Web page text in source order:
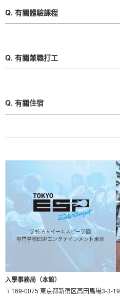
有關體驗課程
有關兼職打工
有關住宿
入學事務局（本館）
〒169-0075 東京都新宿区高田馬場3-3-19